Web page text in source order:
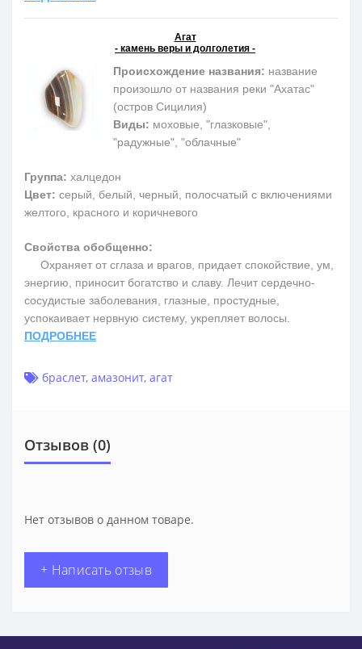
Агат
- камень веры и долголетия -
Происхождение названия: название
произошло от названия реки "Ахатас"
(остров Сицилия)
Виды: моховые, "глазковые",
"радужные", "облачные"
Группа: халцедон
Цвет: серый, белый, черный, полосчатый с включениями
желтого, красного и коричневого
Свойства обобщенно:
Охраняет от сглаза и врагов, придает спокойствие, ум,
энергию, приносит богатство и славу. Лечит сердечно-
сосудистые заболевания, глазные, простудные,
успокаивает нервную систему, укрепляет волосы.
ПОДРОБНЕЕ
браслет, амазонит, агат
Отзывов (0)
Нет отзывов о данном товаре.
+ Написать отзыв